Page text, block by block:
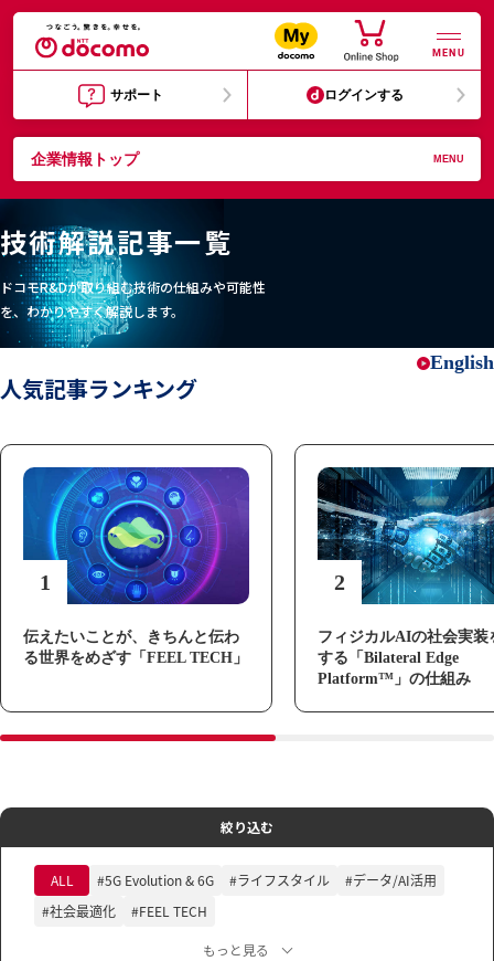
MENU
サポート ログインする
企業情報トップ MENU
技術解説記事一覧
ドコモR&Dが取り組む技術の仕組みや可能性
を、わかりやすく解説します。
English
人気記事ランキング
1
伝えたいことが、きちんと伝わ
る世界をめざす「FEEL TECH」
2
フィジカルAIの社会実装
する「Bilateral Edge
Platform™」の仕組み
絞り込む
ALL #5G Evolution & 6G #ライフスタイル
#データ/AI活用
#社会最適化
#FEEL TECH
もっと見る